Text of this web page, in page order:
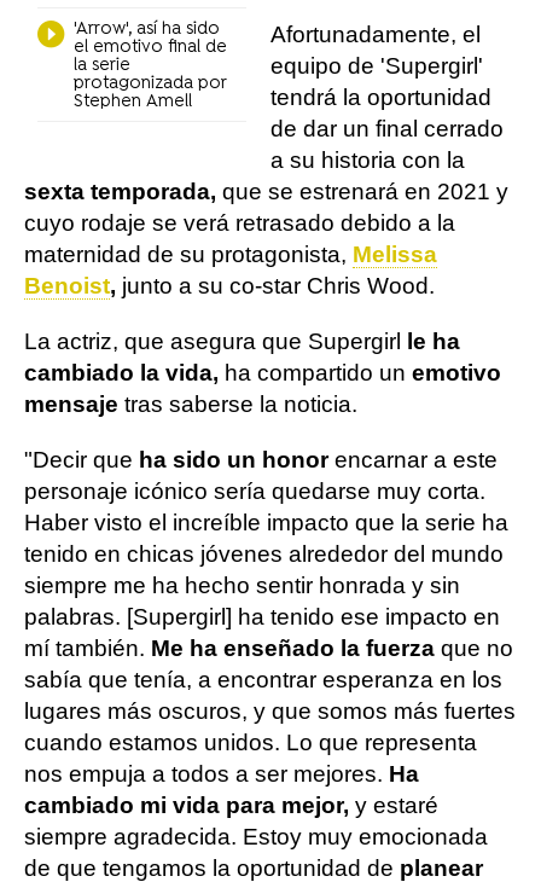
'Arrow', así ha sido
el emotivo final de
la serie
protagonizada por
Stephen Amell
Afortunadamente, el
equipo de 'Supergirl'
tendrá la oportunidad
de dar un final cerrado
a su historia con la
sexta temporada, que se estrenará en 2021 y
cuyo rodaje se verá retrasado debido a la
maternidad de su protagonista, Melissa
Benoist, junto a su co-star Chris Wood.
La actriz, que asegura que Supergirl
le ha
cambiado la vida, ha compartido un emotivo
mensaje tras saberse la noticia.
"Decir que ha sido un honorencarnar a este
personaje icónico sería quedarse muy corta.
Haber visto el increíble impacto que la serie ha
tenido en chicas jóvenes alrededor del mundo
siempre me ha hecho sentir honrada y sin
palabras. [Supergirl] ha tenido ese impacto en
mí también. Me ha enseñado la fuerza que no
sabía que tenía, a encontrar esperanza en los
lugares más oscuros, y que somos más fuertes
cuando estamos unidos. Lo que representa
nos empuja a todos a ser mejores. Ha
cambiado mi vida para mejor, y estaré
siempre agradecida. Estoy muy emocionada
de que tengamos la oportunidad de planear